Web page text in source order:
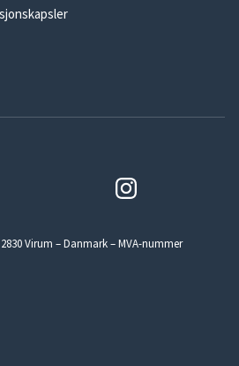
Virum – Danmark – MVA-nummer